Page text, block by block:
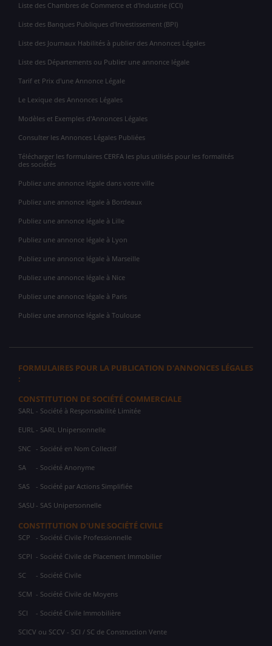
Liste des Chambres de Commerce et d'Industrie (CCI)
Liste des Banques Publiques d'Investissement (BPI)
Liste des Journaux Habilités à publier des Annonces Légales
Liste des Départements ou Publier une annonce légale
Tarif et Prix d'une Annonce Légale
Le Lexique des Annonces Légales
Modèles et Exemples d'Annonces Légales
Consulter les Annonces Légales Publiées
Télécharger les formulaires CERFA les plus utilisés pour les formalités
des sociétés
Publiez une annonce légale dans votre ville
Publiez une annonce légale à Bordeaux
Publiez une annonce légale à Lille
Publiez une annonce légale à Lyon
Publiez une annonce légale à Marseille
Publiez une annonce légale à Nice
Publiez une annonce légale à Paris
Publiez une annonce légale à Toulouse
FORMULAIRES POUR LA PUBLICATION D'ANNONCES LÉGALES
:
CONSTITUTION DE SOCIÉTÉ COMMERCIALE
SARL - Société à Responsabilité Limitée
EURL - SARL Unipersonnelle
SNC - Société en Nom Collectif
SA - Société Anonyme
SAS - Société par Actions Simplifiée
SASU - SAS Unipersonnelle
CONSTITUTION D'UNE SOCIÉTÉ CIVILE
SCP - Société Civile Professionnelle
SCPI - Société Civile de Placement Immobilier
SC - Société Civile
SCM - Société Civile de Moyens
SCI - Société Civile Immobilière
SCICV ou SCCV - SCI / SC de Construction Vente